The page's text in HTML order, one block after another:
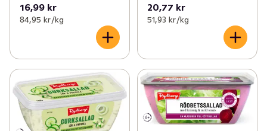
16,99 kr
84,95 kr /kg
20,77 kr
51,93 kr /kg